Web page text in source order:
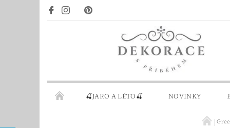
🍒JARO A LÉTO🍒 NOVINKY
PRO INSPIRACI